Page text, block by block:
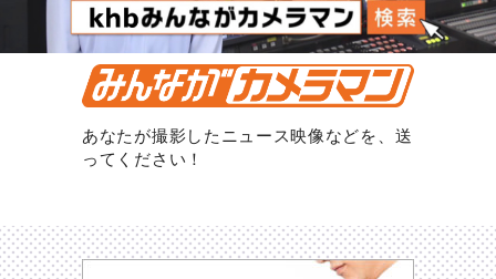
あなたが撮影したニュース映像などを、送
ってください！